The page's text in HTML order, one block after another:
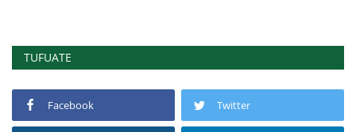
TUFUATE
Facebook Twitter